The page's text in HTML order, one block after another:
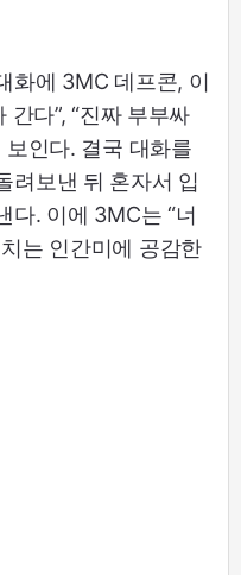
화에 3MC 데프콘, 이
간다”, “진짜 부부싸
보인다. 결국 대화를
려보낸 뒤 혼자서 입
다. 이에 3MC는 “너
는 인간미에 공감한